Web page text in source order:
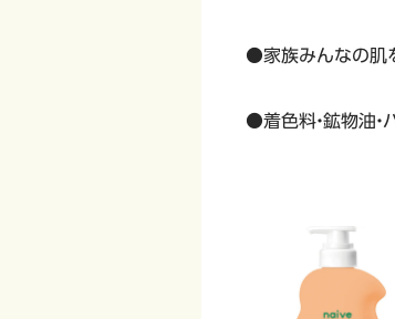
●家族みんなの肌
●着色料・鉱物油・